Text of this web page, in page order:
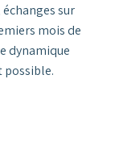
sur
mois de
dynamique
possible.